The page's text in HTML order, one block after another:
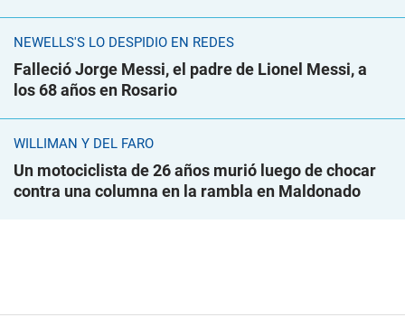
NEWELLS'S LO DESPIDIÓ EN REDES
Falleció Jorge Messi, el padre de Lionel Messi, a
los 68 años en Rosario
WILLIMAN Y DEL FARO
Un motociclista de 26 años murió luego de chocar
contra una columna en la rambla en Maldonado